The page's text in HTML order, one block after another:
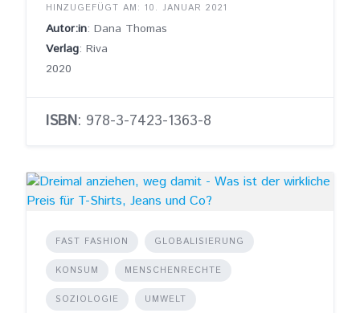
HINZUGEFÜGT AM: 10. JANUAR 2021
Autor:in: Dana Thomas
Verlag: Riva
2020
ISBN: 978-3-7423-1363-8
FAST FASHION GLOBALISIERUNG
KONSUM MENSCHENRECHTE
SOZIOLOGIE UMWELT